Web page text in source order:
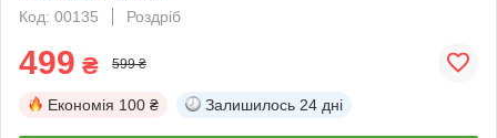
Код: 00135
Роздріб
499 ₴ 599 ₴
Економія 100 ₴ Залишилось 24 дні